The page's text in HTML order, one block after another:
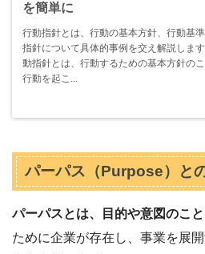
を簡単に
行動指針とは、行動の基本方針、行動基
指針について具体的事例を交え解説しま
動指針とは、行動するための基本方針の
行動を起こ...
パーパス（Purpose）と
パーパスとは、目的や意図のこと
ために企業が存在し、事業を展